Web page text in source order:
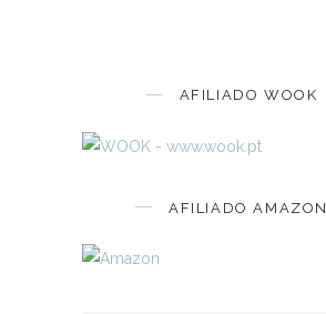
AFILIADO WOOK
AFILIADO AMAZON